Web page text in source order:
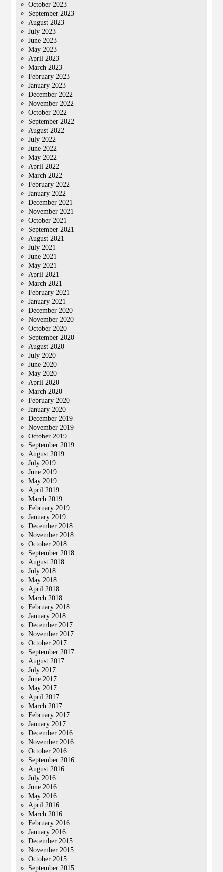
October 2023
September 2023
August 2023
July 2023
June 2023
May 2023
April 2023
March 2023
February 2023
January 2023
December 2022
November 2022
October 2022
September 2022
August 2022
July 2022
June 2022
May 2022
April 2022
March 2022
February 2022
January 2022
December 2021
November 2021
October 2021
September 2021
August 2021
July 2021
June 2021
May 2021
April 2021
March 2021
February 2021
January 2021
December 2020
November 2020
October 2020
September 2020
August 2020
July 2020
June 2020
May 2020
April 2020
March 2020
February 2020
January 2020
December 2019
November 2019
October 2019
September 2019
August 2019
July 2019
June 2019
May 2019
April 2019
March 2019
February 2019
January 2019
December 2018
November 2018
October 2018
September 2018
August 2018
July 2018
May 2018
April 2018
March 2018
February 2018
January 2018
December 2017
November 2017
October 2017
September 2017
August 2017
July 2017
June 2017
May 2017
April 2017
March 2017
February 2017
January 2017
December 2016
November 2016
October 2016
September 2016
August 2016
July 2016
June 2016
May 2016
April 2016
March 2016
February 2016
January 2016
December 2015
November 2015
October 2015
September 2015